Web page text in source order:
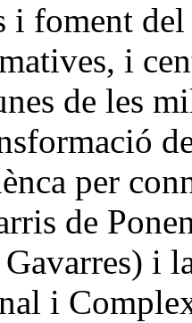
foment del
i
de les
per
de
i
i